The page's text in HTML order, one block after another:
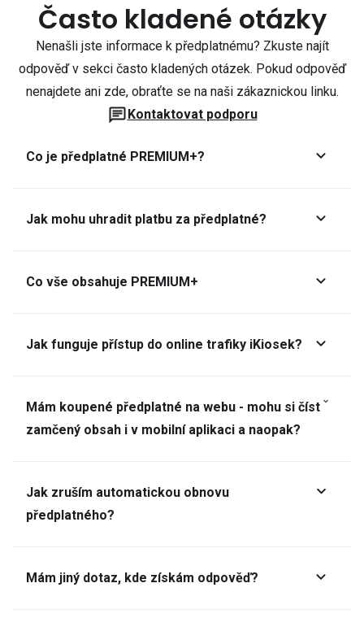
Často kladené otázky
Nenašli jste informace k předplatnému? Zkuste najít
odpověď v sekci často kladených otázek. Pokud odpověď
nenajdete ani zde, obraťte se na naši zákaznickou linku.
Kontaktovat podporu
Co je předplatné PREMIUM+?
Jak mohu uhradit platbu za předplatné?
Co vše obsahuje PREMIUM+
Jak funguje přístup do online trafiky iKiosek?
Mám koupené předplatné na webu - mohu si číst
zamčený obsah i v mobilní aplikaci a naopak?
Jak zruším automatickou obnovu
předplatného?
Mám jiný dotaz, kde získám odpověď?